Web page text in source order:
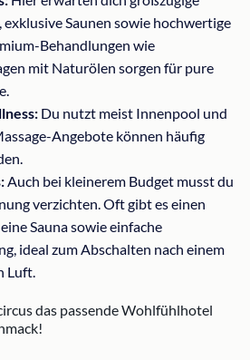
Saunen sowie hochwertige
Behandlungen wie
mit Naturölen sorgen für pure
Du nutzt meist Innenpool und
Angebote können häufig
Auch bei kleinerem Budget musst du
verzichten. Oft gibt es einen
Sauna sowie einfache
ideal zum Abschalten nach einem
Luft.
das passende Wohlfühlhotel